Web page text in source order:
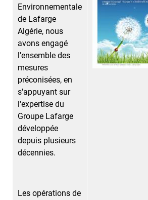
Environnementale
de Lafarge
Algérie, nous
avons engagé
l'ensemble des
mesures
préconisées, en
s'appuyant sur
l'expertise du
Groupe Lafarge
développée
depuis plusieurs
décennies.
Les opérations de